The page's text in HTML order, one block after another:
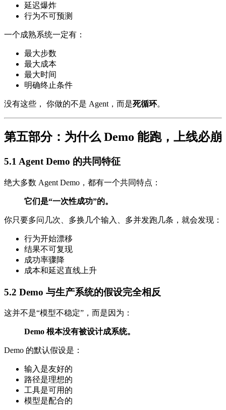
延迟爆炸
行为不可预测
一个成熟系统一定有：
最大步数
最大成本
最大时间
明确终止条件
没有这些， 你做的不是 Agent，而是死循环。
第五部分：为什么 Demo 能跑，上线必崩
5.1 Agent Demo 的共同特征
绝大多数 Agent Demo，都有一个共同特点：
它们是“一次性成功”的。
你只要多问几次、多换几个输入、多并发跑几条，就会发现：
行为开始漂移
结果不可复现
成功率骤降
成本和延迟直线上升
5.2 Demo 与生产系统的假设完全相反
这并不是“模型不稳定”，而是因为：
Demo 根本没有被设计成系统。
Demo 的默认假设是：
输入是友好的
路径是理想的
工具是可用的
模型是配合的